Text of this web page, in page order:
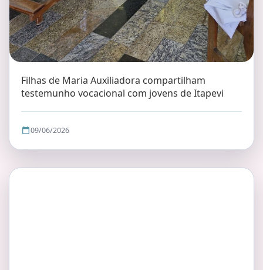
Filhas de Maria Auxiliadora compartilham
testemunho vocacional com jovens de Itapevi
09/06/2026